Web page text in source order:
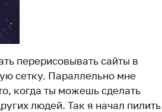
перерисовывать сайты в
сетку. Параллельно мне
когда ты можешь сделать
людей. Так я начал пилить